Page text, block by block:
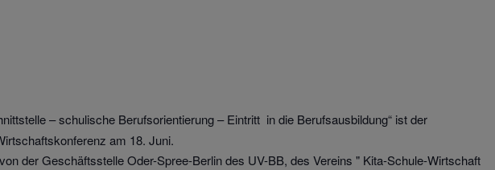
– schulische Berufsorientierung – Eintritt in die Berufsausbildung“ ist der
am 18. Juni.
der Geschäftsstelle Oder-Spree-Berlin des UV-BB, des Vereins " Kita-Schule-Wirtschaft